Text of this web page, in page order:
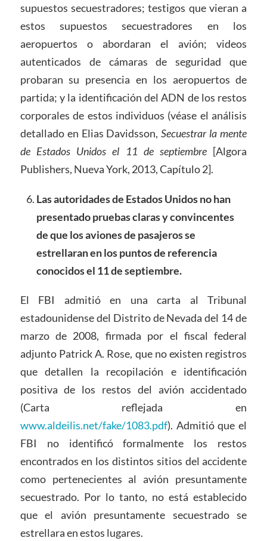
supuestos secuestradores; testigos que vieran a
estos supuestos secuestradores en los
aeropuertos o abordaran el avión; videos
autenticados de cámaras de seguridad que
probaran su presencia en los aeropuertos de
partida; y la identificación del ADN de los restos
corporales de estos individuos (véase el análisis
detallado en Elias Davidsson,Secuestrar la mente
de Estados Unidos el 11 de septiembre [Algora
Publishers, Nueva York, 2013, Capítulo 2].
Las autoridades de Estados Unidos no han
presentado pruebas claras y convincentes
de que los aviones de pasajeros se
estrellaran en los puntos de referencia
conocidos el 11 de septiembre.
El FBI admitió en una carta al Tribunal
estadounidense del Distrito de Nevada del 14 de
marzo de 2008, firmada por el fiscal federal
adjunto Patrick A. Rose, que no existen registros
que detallen la recopilación e identificación
positiva de los restos del avión accidentado
(Carta reflejada en
www.aldeilis.net/fake/1083.pdf). Admitió que el
FBI no identificó formalmente los restos
encontrados en los distintos sitios del accidente
como pertenecientes al avión presuntamente
secuestrado. Por lo tanto, no está establecido
que el avión presuntamente secuestrado se
estrellara en estos lugares.